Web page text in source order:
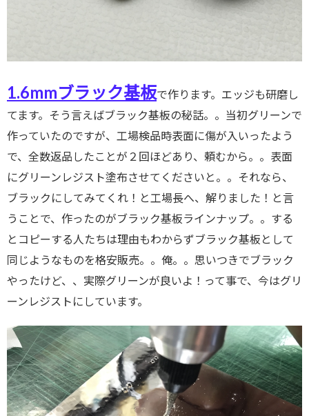
1.6mmブラック基板で作ります。エッジも研磨し
てます。そう言えばブラック基板の秘話。。当初グリーンで
作っていたのですが、工場検品時表面に傷が入いったよう
で、全数返品したことが２回ほどあり、頼むから。。表面
にグリーンレジスト塗布させてくださいと。。それなら、
ブラックにしてみてくれ！と工場長へ、解りました！と言
うことで、作ったのがブラック基板ラインナップ。。する
とコピーする人たちは理由もわからずブラック基板として
同じようなものを格安販売。。俺。。思いつきでブラック
やったけど、、実際グリーンが良いよ！って事で、今はグリ
ーンレジストにしています。